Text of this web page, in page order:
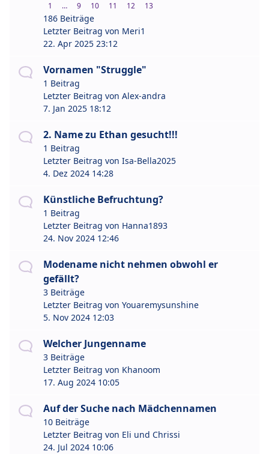
1 … 9 10 11 12 13
186 Beiträge
Letzter Beitrag von Meri1
22. Apr 2025 23:12
Vornamen "Struggle"
1 Beitrag
Letzter Beitrag von Alex-andra
7. Jan 2025 18:12
2. Name zu Ethan gesucht!!!
1 Beitrag
Letzter Beitrag von Isa-Bella2025
4. Dez 2024 14:28
Künstliche Befruchtung?
1 Beitrag
Letzter Beitrag von Hanna1893
24. Nov 2024 12:46
Modename nicht nehmen obwohl er
gefällt?
3 Beiträge
Letzter Beitrag von Youaremysunshine
5. Nov 2024 12:03
Welcher Jungenname
3 Beiträge
Letzter Beitrag von Khanoom
17. Aug 2024 10:05
Auf der Suche nach Mädchennamen
10 Beiträge
Letzter Beitrag von Eli und Chrissi
24. Jul 2024 10:06